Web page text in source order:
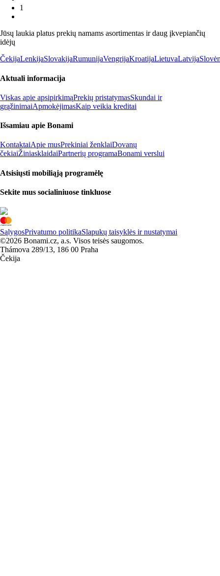
1
Jūsų laukia platus prekių namams asortimentas ir daug įkvepiančių
idėjų
ČekijaLenkijaSlovakijaRumunijaVengrijaKroatijaLietuvaLatvija
Aktuali informacija
Viskas apie apsipirkimąPrekių pristatymasSkundai ir
grąžinimaiApmokėjimasKaip veikia kreditai
Išsamiau apie Bonami
KontaktaiApie musPrekiniai ženklaiDovanų
čekiaiŽiniasklaidaiPartnerių programaBonami verslui
Atsisiųsti mobiliąją programėlę
Sekite mus socialiniuose tinkluose
SąlygosPrivatumo politikaSlapukų taisyklės ir nustatymai
©2026 Bonami.cz, a.s. Visos teisės saugomos.
Thámova 289/13, 186 00 Praha
Čekija